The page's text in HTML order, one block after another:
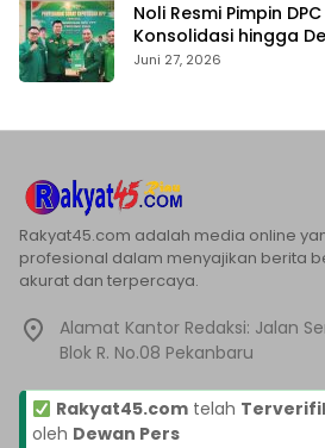
Noli Resmi Pimpin
Konsolidasi hingga
Juni 27, 2026
Rakyat45.com adalah media online
profesional dalam menyajikan berita
akurat dan terpercaya.
Alamat Kantor Redaksi: Jalan
Blok R. No.08 Pekanbaru
Rakyat45.comtelah
oleh Dewan Pers